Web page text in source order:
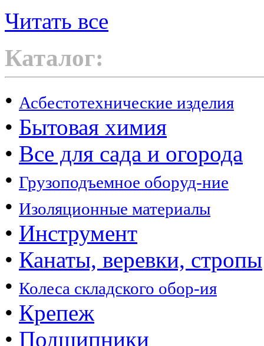
Читать все
Каталог:
• Асбестотехнические изделия
• Бытовая химия
• Все для сада и огорода
• Грузоподъемное оборуд-ние
• Изоляционные материалы
• Инструмент
• Канаты, веревки, стропы
• Колеса складского обор-ия
• Крепеж
• Подшипники